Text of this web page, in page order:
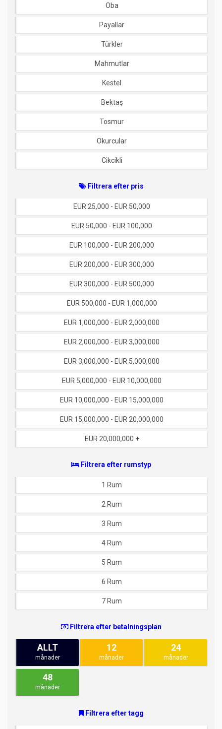
Oba
Payallar
Türkler
Mahmutlar
Kestel
Bektaş
Tosmur
Okurcular
Cikcikli
Filtrera efter pris
EUR 25,000 - EUR 50,000
EUR 50,000 - EUR 100,000
EUR 100,000 - EUR 200,000
EUR 200,000 - EUR 300,000
EUR 300,000 - EUR 500,000
EUR 500,000 - EUR 1,000,000
EUR 1,000,000 - EUR 2,000,000
EUR 2,000,000 - EUR 3,000,000
EUR 3,000,000 - EUR 5,000,000
EUR 5,000,000 - EUR 10,000,000
EUR 10,000,000 - EUR 15,000,000
EUR 15,000,000 - EUR 20,000,000
EUR 20,000,000 +
Filtrera efter rumstyp
1 Rum
2 Rum
3 Rum
4 Rum
5 Rum
6 Rum
7 Rum
Filtrera efter betalningsplan
ALLT
månader
12
månader
24
månader
48
månader
Filtrera efter tagg